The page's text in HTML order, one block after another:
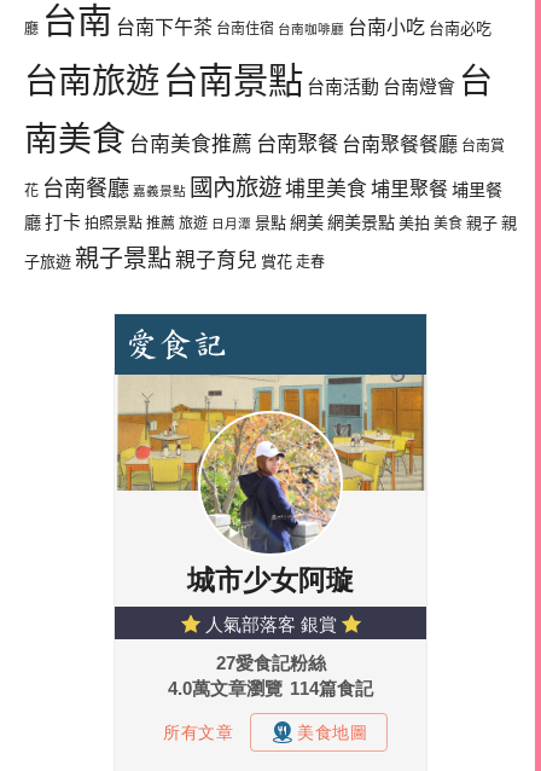
廳 台南 台南下午茶 台南住宿 台南咖啡廳 台南小吃 台南必吃
台南旅遊 台南景點 台南活動 台南燈會 台
南美食 台南美食推薦 台南聚餐 台南聚餐餐廳 台南賞
花 台南餐廳 嘉義景點 國內旅遊埔里美食 埔里聚餐埔里餐
廳打卡 拍照景點 推薦 旅遊 日月潭 景點 網美網美景點 美拍 美食 親子 親
子旅遊 親子景點親子育兒 賞花 走春